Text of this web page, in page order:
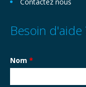
Besoin d'aide
Nom *